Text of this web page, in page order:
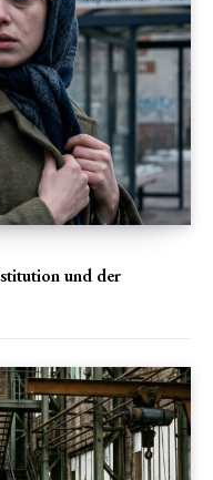
und der